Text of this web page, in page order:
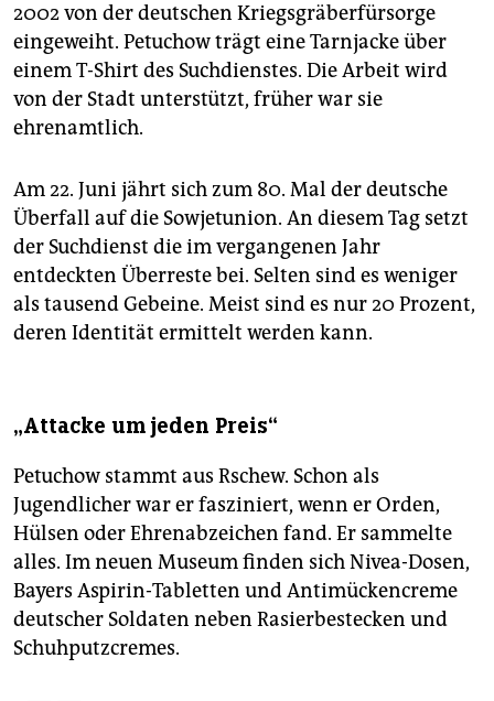
2002 von der deutschen Kriegsgräberfürsorge
eingeweiht. Petuchow trägt eine Tarnjacke über
einem T-Shirt des Suchdienstes. Die Arbeit wird
von der Stadt unterstützt, früher war sie
ehrenamtlich.
Am 22. Juni jährt sich zum 80. Mal der deutsche
Überfall auf die Sowjetunion. An diesem Tag setzt
der Suchdienst die im vergangenen Jahr
entdeckten Überreste bei. Selten sind es weniger
als tausend Gebeine. Meist sind es nur 20 Prozent,
deren Identität ermittelt werden kann.
„Attacke um jeden Preis“
Petuchow stammt aus Rschew. Schon als
Jugendlicher war er fasziniert, wenn er Orden,
Hülsen oder Ehrenabzeichen fand. Er sammelte
alles. Im neuen Museum finden sich Nivea-Dosen,
Bayers Aspirin-Tabletten und Antimückencreme
deutscher Soldaten neben Rasierbestecken und
Schuhputzcremes.